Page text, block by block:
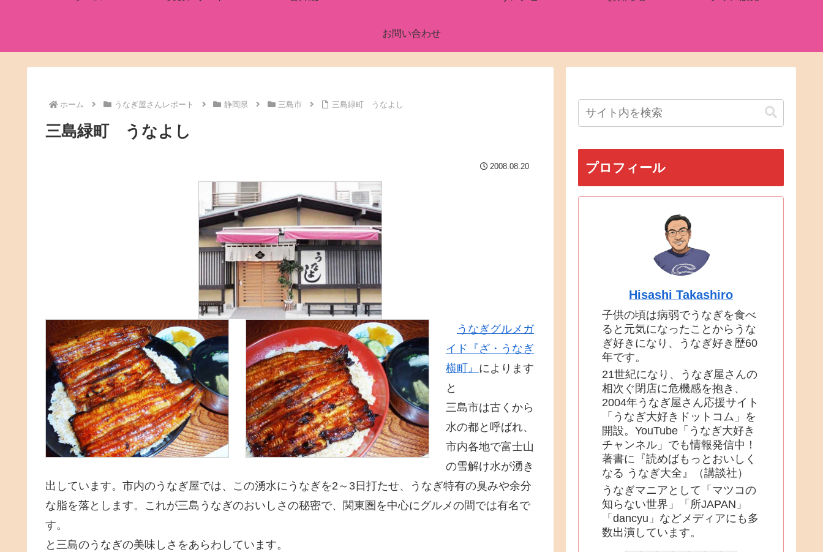
お問い合わせ
ホーム うなぎ屋さんレポート 静岡県 三島市 三島緑町 うなよし
三島緑町 うなよし
2008.08.20
うなぎグルメガ
イド『ざ・うなぎ
横町』 によります
と
三島市は古くから
水の都と呼ばれ、
市内各地で富士山
の雪解け水が湧き
出しています。市内のうなぎ屋では、この湧水にうなぎを2～3日打たせ、うなぎ特有の臭みや余分
な脂を落とします。これが三島うなぎのおいしさの秘密で、関東圏を中心にグルメの間では有名で
す。
と三島のうなぎの美味しさをあらわしています。
プロフィール
Hisashi Takashiro
子供の頃は病弱でうなぎを食べ
ると元気になったことからうな
ぎ好きになり、うなぎ好き歴60
年です。
21世紀になり、うなぎ屋さんの
相次ぐ閉店に危機感を抱き、
2004年うなぎ屋さん応援サイト
「うなぎ大好きドットコム」を
開設。YouTube「うなぎ大好き
チャンネル」でも情報発信中！
著書に『読めばもっとおいしく
なる うなぎ大全』（講談社）
うなぎマニアとして「マツコの
知らない世界」「所JAPAN」
「dancyu」などメディアにも多
数出演しています。